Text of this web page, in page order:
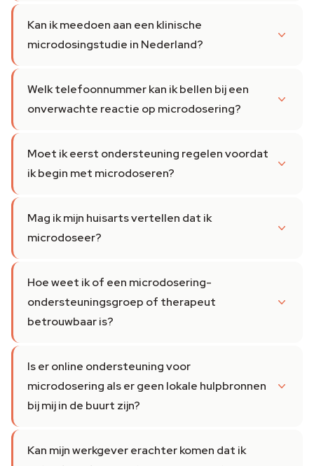
Kan ik meedoen aan een klinische
microdosingstudie in Nederland?
Welk telefoonnummer kan ik bellen bij een
onverwachte reactie op microdosering?
Moet ik eerst ondersteuning regelen voordat
ik begin met microdoseren?
Mag ik mijn huisarts vertellen dat ik
microdoseer?
Hoe weet ik of een microdosering-
ondersteuningsgroep of therapeut
betrouwbaar is?
Is er online ondersteuning voor
microdosering als er geen lokale hulpbronnen
bij mij in de buurt zijn?
Kan mijn werkgever erachter komen dat ik